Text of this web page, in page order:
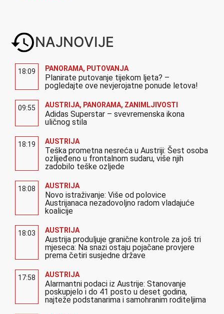
NAJNOVIJE
18:09 PANORAMA, PUTOVANJA
Planirate putovanje tijekom ljeta? –
pogledajte ove nevjerojatne ponude letova!
09:55 AUSTRIJA, PANORAMA, ZANIMLJIVOSTI
Adidas Superstar – svevremenska ikona
uličnog stila
18:19 AUSTRIJA
Teška prometna nesreća u Austriji: Šest osoba
ozlijeđeno u frontalnom sudaru, više njih
zadobilo teške ozljede
18:08 AUSTRIJA
Novo istraživanje: Više od polovice
Austrijanaca nezadovoljno radom vladajuće
koalicije
18:03 AUSTRIJA
Austrija produljuje granične kontrole za još tri
mjeseca: Na snazi ostaju pojačane provjere
prema četiri susjedne države
17:58 AUSTRIJA
Alarmantni podaci iz Austrije: Stanovanje
poskupjelo i do 41 posto u deset godina,
najteže podstanarima i samohranim roditeljima